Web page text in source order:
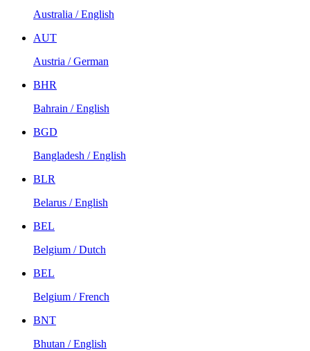
Australia / English
AUT
Austria / German
BHR
Bahrain / English
BGD
Bangladesh / English
BLR
Belarus / English
BEL
Belgium / Dutch
BEL
Belgium / French
BNT
Bhutan / English